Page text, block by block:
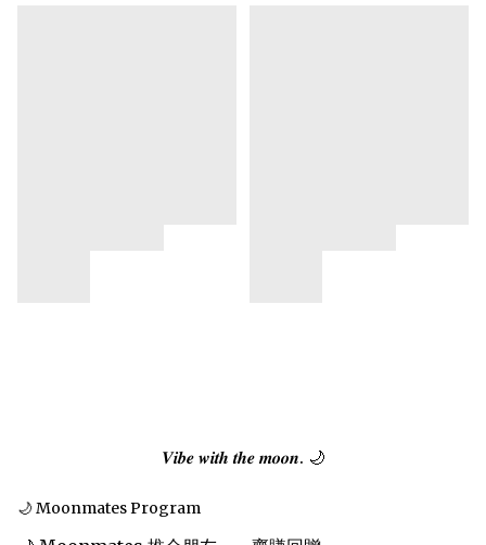
𝑽𝒊𝒃𝒆 𝒘𝒊𝒕𝒉 𝒕𝒉𝒆 𝒎𝒐𝒐𝒏. 🌙
🌙 Moonmates Program